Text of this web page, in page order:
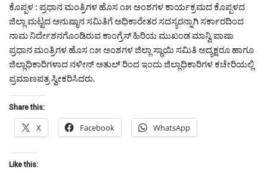
ಕೊಪ್ಪಳ : ಪ್ರಧಾನ ಮಂತ್ರಿಗಳ ಹೊಸ ೧೫ ಅಂಶಗಳ ಕಾರ್ಯಕ್ರಮದ ಕೊಪ್ಪಳದ
ಜಿಲ್ಲಾ ಮಟ್ಟದ ಅನುಷ್ಠಾನ ಸಮಿತಿಗೆ ಅಧಿಕಾರೇತರ ಸದಸ್ಯರನ್ನಾಗಿ ಸರ್ಕಾರದಿಂದ
ನಾಮ ನಿರ್ದೇಶನಗೊಂಡಿರುವ ಕಾಂಗ್ರೆಸ್ ಹಿರಿಯ ಮುಖಂಡ ಮಾನ್ವಿ ಪಾಷಾ
ಪ್ರಧಾನ ಮಂತ್ರಿಗಳ ಹೊಸ ೧೫ ಅಂಶಗಳ ಜಿಲ್ಲಾ ಸ್ಥಾಯಿ ಸಮಿತಿ ಅದ್ಯಕ್ಷರೂ ಹಾಗೂ
ಜಿಲ್ಲಾಧಿಕಾರಿಗಳಾದ ನಳೀನ್ ಅತುಲ್ ರಿಂದ ಇಂದು ಜಿಲ್ಲಾಧಿಕಾರಿಗಳ ಕಚೇರಿಯಲ್ಲಿ
ಪ್ರಮಾಣಪತ್ರ ಸ್ವೀಕರಿಸಿದರು.
Share this:
X Facebook WhatsApp
Like this: